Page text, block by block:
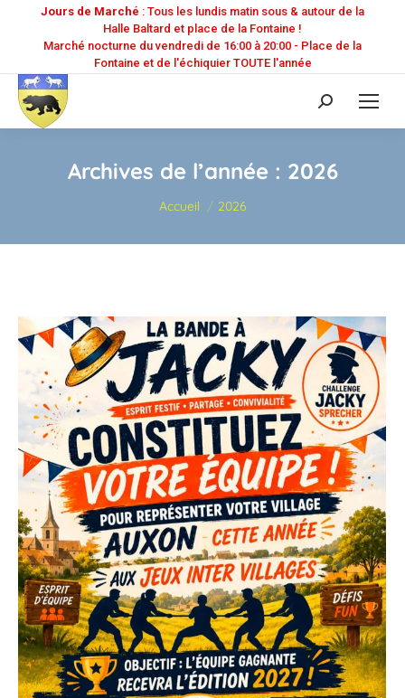
Jours de Marché : Tous les lundis matin sous & autour de la
Halle Baltard et place de la Fontaine !
Marché nocturne du vendredi de 16:00 à 20:00 - Place de la
Fontaine et de l'échiquier TOUTE l'année
Recherche
:
Archives de l’année : 2026
Vous êtes ici :
Accueil 2026